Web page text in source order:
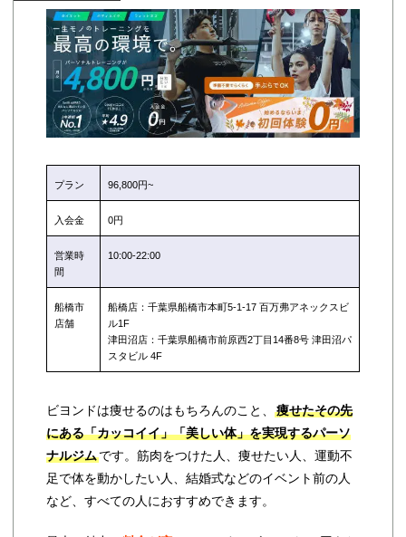
プラン 96,800円~
入会金 0円
営業時
間
10:00-22:00
船橋市
店舗
船橋店：千葉県船橋市本町5-1-17 百万弗アネックスビ
ル1F
津田沼店：千葉県船橋市前原西2丁目14番8号 津田沼パ
スタビル 4F
ビヨンドは痩せるのはもちろんのこと、
痩せたその先
にある「カッコイイ」「美しい体」を実現するパーソ
ナルジムです。筋肉をつけた人、痩せたい人、運動不
足で体を動かしたい人、結婚式などのイベント前の人
など、すべての人におすすめできます。